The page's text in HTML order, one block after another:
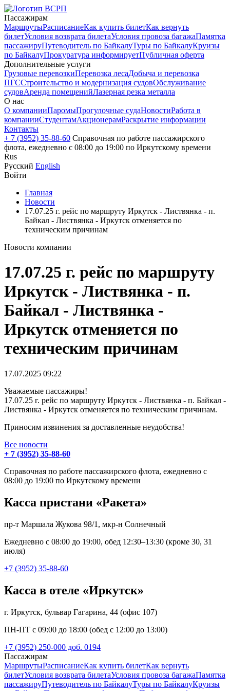
Пассажирам
МаршрутыРасписаниеКак купить билетКак вернуть
билетУсловия возврата билетаУсловия провоза багажаПамятка
пассажируПутеводитель по БайкалуТуры по БайкалуКруизы
по БайкалуПрокуратура информируетПубличная оферта
Дополнительные услуги
Грузовые перевозкиПеревозка лесаДобыча и перевозка
ПГССтроительство и модернизация судовОбслуживание
судовАренда помещенийЛазерная резка металла
О нас
О компанииПаромыПрогулочные судаНовостиРабота в
компанииСтудентамАкционерамРаскрытие информации
Контакты
+ 7 (3952) 35-88-60 Справочная по работе пассажирского
флота, ежедневно с 08:00 до 19:00 по Иркутскому времени
Rus
Русский English
Войти
Главная
Новости
17.07.25 г. рейс по маршруту Иркутск - Листвянка - п.
Байкал - Листвянка - Иркутск отменяется по
техническим причинам
Новости компании
17.07.25 г. рейс по маршруту
Иркутск - Листвянка - п.
Байкал - Листвянка -
Иркутск отменяется по
техническим причинам
17.07.2025 09:22
Уважаемые пассажиры!
17.07.25 г. рейс по маршруту Иркутск - Листвянка - п. Байкал -
Листвянка - Иркутск отменяется по техническим причинам.
Приносим извинения за доставленные неудобства!
Все новости
+ 7 (3952) 35-88-60
Справочная по работе пассажирского флота, ежедневно с
08:00 до 19:00 по Иркутскому времени
Касса пристани «Ракета»
пр-т Маршала Жукова 98/1, мкр-н Солнечный
Ежедневно с 08:00 до 19:00, обед 12:30–13:30 (кроме 30, 31
июля)
+7 (3952) 35-88-60
Касса в отеле «Иркутск»
г. Иркутск, бульвар Гагарина, 44 (офис 107)
ПН-ПТ с 09:00 до 18:00 (обед с 12:00 до 13:00)
+7 (3952) 250-000 доб. 0194
Пассажирам
МаршрутыРасписаниеКак купить билетКак вернуть
билетУсловия возврата билетаУсловия провоза багажаПамятка
пассажируПутеводитель по БайкалуТуры по БайкалуКруизы